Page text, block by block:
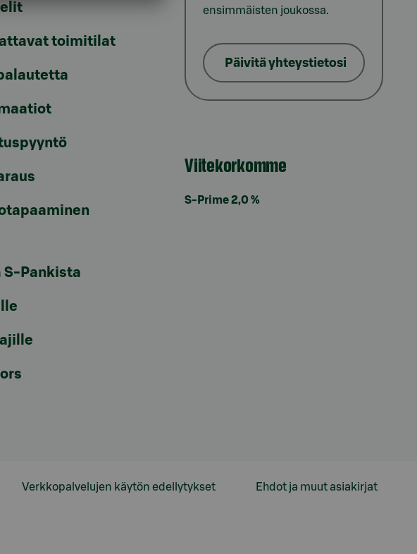
toimitilat
S-Pankista
ensimmäisten joukossa.
Päivitä yhteystietosi
Viitekorkomme
S-Prime 2,0 %
Verkkopalvelujen käytön edellytykset Ehdot ja muut asiakirjat